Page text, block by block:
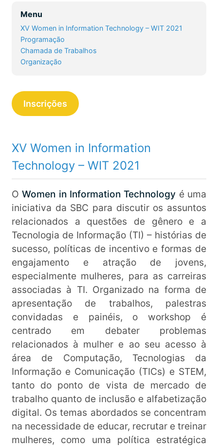
Menu
XV Women in Information Technology – WIT 2021
Programação
Chamada de Trabalhos
Organização
Inscrições
XV Women in Information
Technology – WIT 2021
OWomen in Information Technology é uma
iniciativa da SBC para discutir os assuntos
relacionados a questões de gênero e a
Tecnologia de Informação (TI) – histórias de
sucesso, políticas de incentivo e formas de
engajamento e atração de jovens,
especialmente mulheres, para as carreiras
associadas à TI. Organizado na forma de
apresentação de trabalhos, palestras
convidadas e painéis, o workshop é
centrado em debater problemas
relacionados à mulher e ao seu acesso à
área de Computação, Tecnologias da
Informação e Comunicação (TICs) e STEM,
tanto do ponto de vista de mercado de
trabalho quanto de inclusão e alfabetização
digital. Os temas abordados se concentram
na necessidade de educar, recrutar e treinar
mulheres, como uma política estratégica